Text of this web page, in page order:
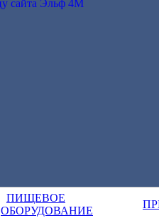
ПИЩЕВОЕ
ОБОРУДОВАНИЕ